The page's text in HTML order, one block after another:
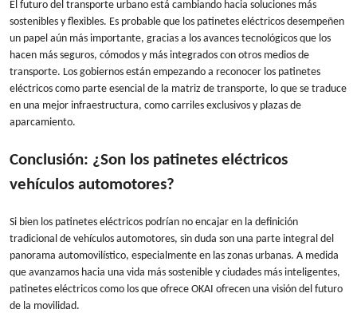
El futuro del transporte urbano está cambiando hacia soluciones más
sostenibles y flexibles. Es probable que los patinetes eléctricos desempeñen
un papel aún más importante, gracias a los avances tecnológicos que los
hacen más seguros, cómodos y más integrados con otros medios de
transporte. Los gobiernos están empezando a reconocer los patinetes
eléctricos como parte esencial de la matriz de transporte, lo que se traduce
en una mejor infraestructura, como carriles exclusivos y plazas de
aparcamiento.
Conclusión: ¿Son los patinetes eléctricos
vehículos automotores?
Si bien los patinetes eléctricos podrían no encajar en la definición
tradicional de vehículos automotores, sin duda son una parte integral del
panorama automovilístico, especialmente en las zonas urbanas. A medida
que avanzamos hacia una vida más sostenible y ciudades más inteligentes,
patinetes eléctricos como los que ofrece OKAI ofrecen una visión del futuro
de la movilidad.